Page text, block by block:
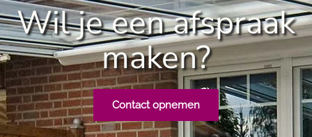
Wil je een afspraak
maken?
Contact opnemen